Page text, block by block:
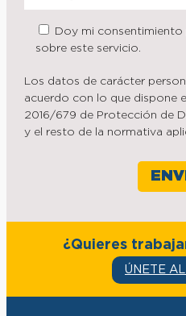
Doy mi
sobre este servicio.
Los datos de carácter
acuerdo con lo que dispone
2016/679 de Protección de
y el resto de la normativa
¿Quieres
ÚNETE